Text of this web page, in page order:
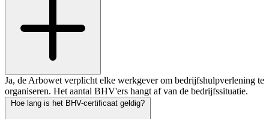
Ja, de Arbowet verplicht elke werkgever om bedrijfshulpverlening te
organiseren. Het aantal BHV'ers hangt af van de bedrijfssituatie.
Hoe lang is het BHV-certificaat geldig?